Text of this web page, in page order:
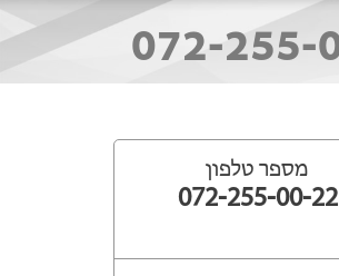
מספר טלפון
072-255-00-22